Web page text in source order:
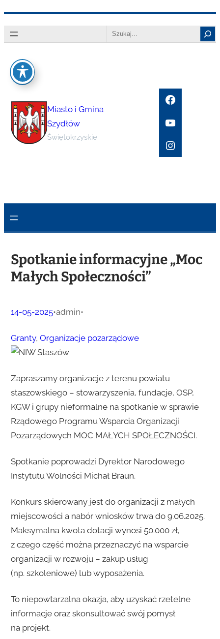
do
Search
Miasto i Gmina
Szydłów
Świętokrzyskie
Facebook
YouTube
Instagram
Spotkanie informacyjne „Moc
Małych Społeczności”
14-05-2025•admin•
Granty, Organizacje pozarządowe
Zapraszamy organizacje z terenu powiatu
staszowskiego – stowarzyszenia, fundacje, OSP,
KGW i grupy nieformalne na spotkanie w sprawie
Rządowego Programu Wsparcia Organizacji
Pozarządowych MOC MAŁYCH SPOŁECZNOŚCI.
Spotkanie poprowadzi Dyrektor Narodowego
Instytutu Wolności Michał Braun.
Konkurs skierowany jest do organizacji z małych
miejscowości a nabór wniosków trwa do 9.06.2025.
Maksymalna kwota dotacji wynosi 50.000 zł,
z czego część można przeznaczyć na wsparcie
organizacji w rozwoju – zakup usług
(np. szkoleniowe) lub wyposażenia.
To niepowtarzalna okazja, aby uzyskać rzetelne
informacje oraz skonsultować swój pomysł
na projekt.